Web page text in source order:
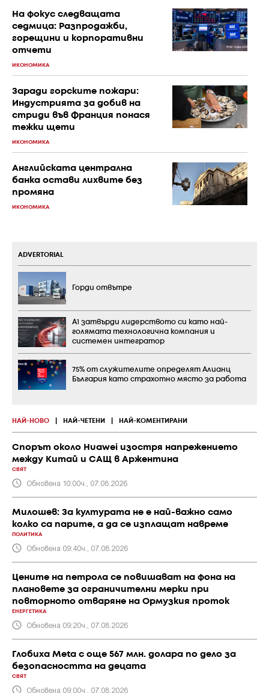
На фокус следващата
седмица: Разпродажби,
горещини и корпоративни
отчети
ИКОНОМИКА
Заради горските пожари:
Индустрията за добив на
стриди във Франция понася
тежки щети
ИКОНОМИКА
Английската централна
банка остави лихвите без
промяна
ИКОНОМИКА
НАЙ-НОВО НАЙ-ЧЕТЕНИ НАЙ-КОМЕНТИРАНИ
Спорът около Huawei изостря напрежението
между Китай и САЩ в Аржентина
СВЯТ
Обновена 10:00ч., 07.08.2026
Милошев: За културата не е най-важно само
колко са парите, а да се изплащат навреме
ПОЛИТИКА
Обновена 09:40ч., 07.08.2026
Цените на петрола се повишават на фона на
плановете за ограничителни мерки при
повторното отваряне на Ормузкия проток
ЕНЕРГЕТИКА
Обновена 09:20ч., 07.08.2026
Глобиха Meta с още 567 млн. долара по дело за
безопасността на децата
СВЯТ
Обновена 09:00ч., 07.08.2026
ADVERTORIAL
Горди отвътре
А1 затвърди лидерството си като най-
голямата технологична компания и
системен интегратор
75% от служителите определят Алианц
България като страхотно място за работа